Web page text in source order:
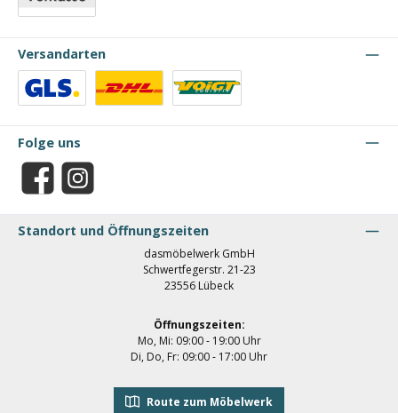
Versandarten
Folge uns
Facebook Instagram
Standort und Öffnungszeiten
dasmöbelwerk GmbH
Schwertfegerstr. 21-23
23556 Lübeck
Öffnungszeiten:
Mo, Mi: 09:00 - 19:00 Uhr
Di, Do, Fr: 09:00 - 17:00 Uhr
Route zum Möbelwerk